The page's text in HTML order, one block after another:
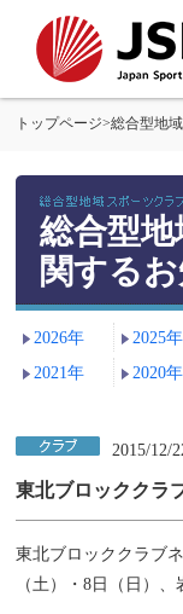
トップページ>総合型地
総合型
関する
2026年 2025年
2021年
2020年
2015/12/
東北ブロッククラ
東北ブロッククラブ
（土）・8日（日）